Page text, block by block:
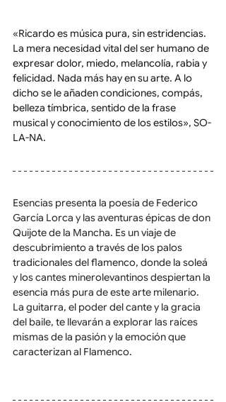
«Ricardo es música pura, sin estridencias.
La mera necesidad vital del ser humano de
expresar dolor, miedo, melancolía, rabia y
felicidad. Nada más hay en su arte. A lo
dicho se le añaden condiciones, compás,
belleza tímbrica, sentido de la frase
musical y conocimiento de los estilos», SO-
LA-NA.
Esencias presenta la poesía de Federico
García Lorca y las aventuras épicas de don
Quijote de la Mancha. Es un viaje de
descubrimiento a través de los palos
tradicionales del flamenco, donde la soleá
y los cantes minerolevantinos despiertan la
esencia más pura de este arte milenario.
La guitarra, el poder del cante y la gracia
del baile, te llevarán a explorar las raíces
mismas de la pasión y la emoción que
caracterizan al Flamenco.